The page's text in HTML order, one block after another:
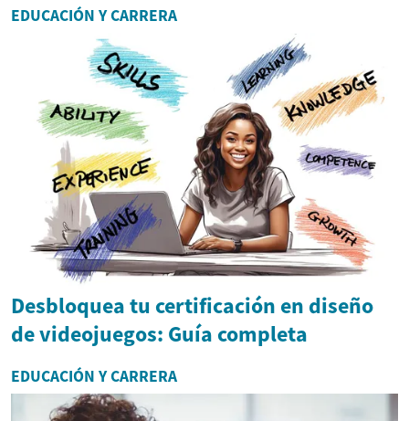
por error tejidos sanos del
propio cuerpo, p...
EDUCACIÓN Y CARRERA
Desbloquea tu certificación en diseño
de videojuegos: Guía completa
EDUCACIÓN Y CARRERA